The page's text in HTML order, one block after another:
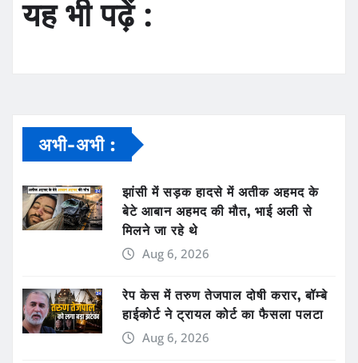
यह भी पढ़ें :
अभी-अभी :
झांसी में सड़क हादसे में अतीक अहमद के
बेटे आबान अहमद की मौत, भाई अली से
मिलने जा रहे थे
Aug 6, 2026
रेप केस में तरुण तेजपाल दोषी करार, बॉम्बे
हाईकोर्ट ने ट्रायल कोर्ट का फैसला पलटा
Aug 6, 2026